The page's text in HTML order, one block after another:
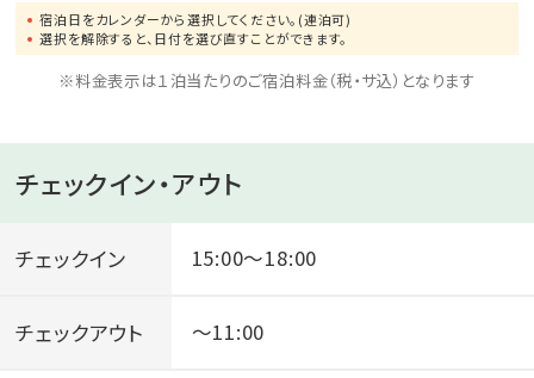
宿泊日をカレンダーから選択してください。(連泊可)
選択を解除すると、日付を選び直すことができます。
※料金表示は１泊当たりのご宿泊料金（税・サ込）となります
チェックイン・アウト
チェックイン 15:00～18:00
チェックアウト ～11:00